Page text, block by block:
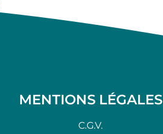
MENTIONS LÉGALES
C.G.V.